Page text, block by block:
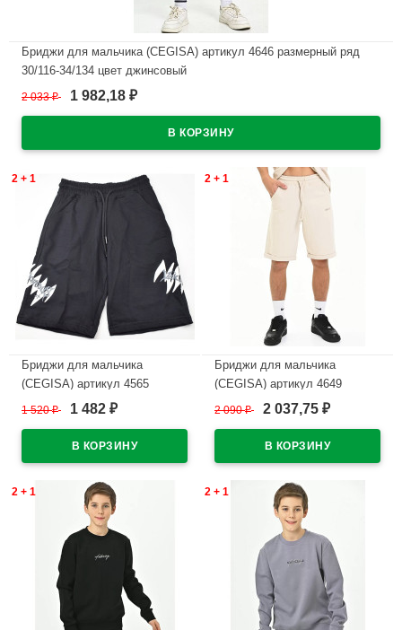
Бриджи для мальчика (CEGISA) артикул 4646 размерный ряд
30/116-34/134 цвет джинсовый
В наличии
2 033₽ 1 982,18 ₽
2 + 1
Бриджи для мальчика
(CEGISA) артикул 4565
размерный ряд 30/116-34/134
1 520₽ 1 482 ₽
2 + 1
Бриджи для мальчика
(CEGISA) артикул 4649
размерный ряд 30/116-34/134
2 090₽ 2 037,75 ₽
2 + 1 2 + 1